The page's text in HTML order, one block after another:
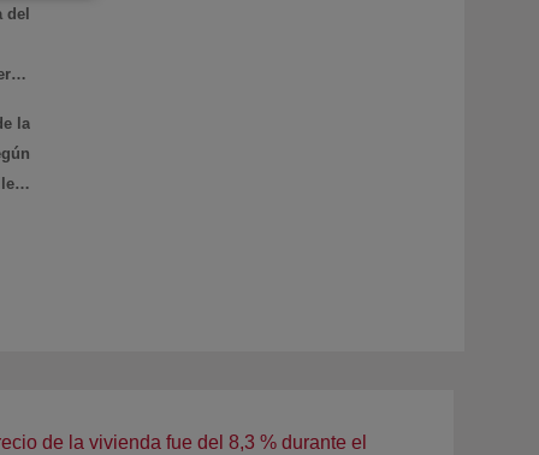
del
del
el
la
de la vivienda fue del 8,3 % durante el